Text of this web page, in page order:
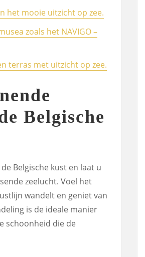
het mooie uitzicht op zee.
zoals het NAVIGO –
terras met uitzicht op zee.
Belgische
Belgische kust en laat u
zeelucht. Voel het
wandelt en geniet van
is de ideale manier
schoonheid die de